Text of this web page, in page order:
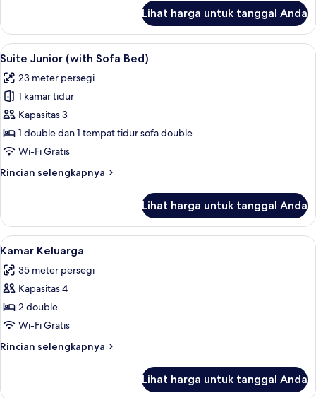
Kamar
Double
Premium
Lihat harga untuk tanggal Anda
Lihat
semua
foto
untuk
Suite
Junior
(with
Bed)
Seprai premium, selimut bulu angsa,
6
Suite Junior (with Sofa Bed)
23 meter persegi
1 kamar tidur
Kapasitas 3
1 double dan 1 tempat tidur sofa double
Wi-Fi Gratis
Rincian selengkapnya
Rincian
Suite
Junior
(with
Bed)
Lihat harga untuk tanggal Anda
Lihat
semua
foto
untuk
Kamar
Keluarga
Seprai premium, selimut bulu angsa,
7
Kamar Keluarga
35 meter persegi
Kapasitas 4
2 double
Wi-Fi Gratis
Rincian selengkapnya
Rincian
Lihat harga untuk tanggal Anda